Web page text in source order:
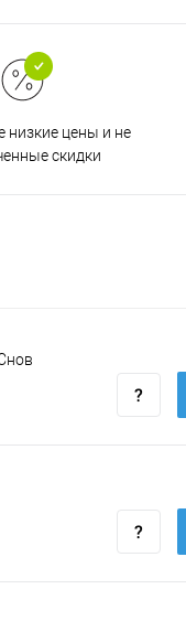
низкие цены и не
скидки